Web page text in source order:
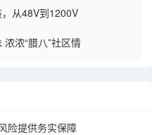
从48V到1200V
浓“腊八”社区情
险提供务实保障